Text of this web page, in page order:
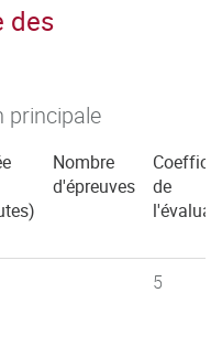
des
principale
Nombre
d'épreuves
de
5